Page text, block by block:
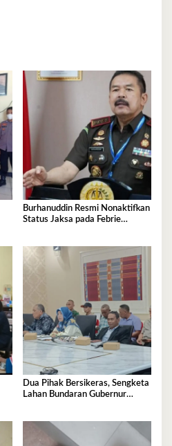
Burhanuddin Resmi Nonaktifkan
Status Jaksa pada Febrie
Dua Pihak Bersikeras, Sengketa
Lahan Bundaran Gubernur